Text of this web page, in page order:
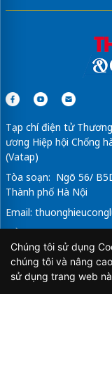
Tạp chí điện tử
ương Hiệp hội Chống
(Vatap)
Tòa soạn: Ngõ 56/
Thành phố Hà Nội
Email:
Tổng Biên Tập: Vũ
Giấy phép hoạt động
Thông tin và Truyền
Chúng tôi sử dụng
chúng tôi và nâng
sử dụng trang web